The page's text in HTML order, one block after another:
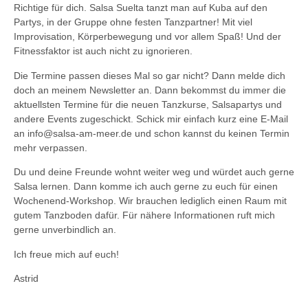
Richtige für dich. Salsa Suelta tanzt man auf Kuba auf den
Partys, in der Gruppe ohne festen Tanzpartner! Mit viel
Improvisation, Körperbewegung und vor allem Spaß! Und der
Fitnessfaktor ist auch nicht zu ignorieren.
Die Termine passen dieses Mal so gar nicht? Dann melde dich
doch an meinem Newsletter an. Dann bekommst du immer die
aktuellsten Termine für die neuen Tanzkurse, Salsapartys und
andere Events zugeschickt. Schick mir einfach kurz eine E-Mail
an info@salsa-am-meer.de und schon kannst du keinen Termin
mehr verpassen.
Du und deine Freunde wohnt weiter weg und würdet auch gerne
Salsa lernen. Dann komme ich auch gerne zu euch für einen
Wochenend-Workshop. Wir brauchen lediglich einen Raum mit
gutem Tanzboden dafür. Für nähere Informationen ruft mich
gerne unverbindlich an.
Ich freue mich auf euch!
Astrid